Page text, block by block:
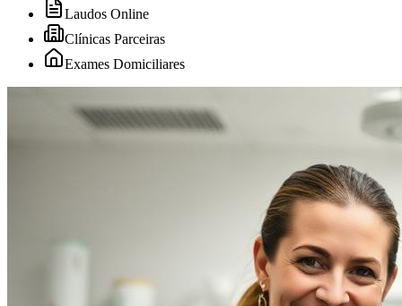
Laudos Online
Clínicas Parceiras
Exames Domiciliares